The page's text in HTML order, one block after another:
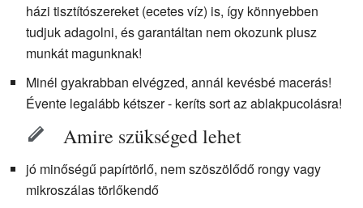
házi tisztítószereket (ecetes víz) is, így könnyebben
tudjuk adagolni, és garantáltan nem okozunk plusz
munkát magunknak!
Minél gyakrabban elvégzed, annál kevésbé macerás!
Évente legalább kétszer - keríts sort az ablakpucolásra!
Amire szükséged lehet
jó minőségű papírtörlő, nem szöszölődő rongy vagy
mikroszálas törlőkendő